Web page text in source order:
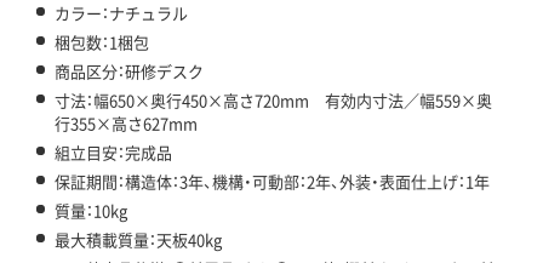
カラー：ナチュラル
梱包数：1梱包
商品区分：研修デスク
寸法：幅650×奥行450×高さ720mm 有効内寸法／幅559×奥
行355×高さ627mm
組立目安：完成品
保証期間：構造体：3年、機構・可動部：2年、外装・表面仕上げ：1年
質量：10kg
最大積載質量：天板40kg